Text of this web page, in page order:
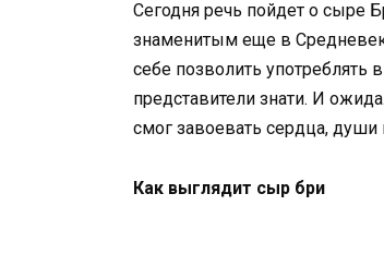
Сегодня речь пойдет о сыре
знаменитым еще в
себе позволить употреблять
представители знати. И
смог завоевать сердца,
Как выглядит сыр бри